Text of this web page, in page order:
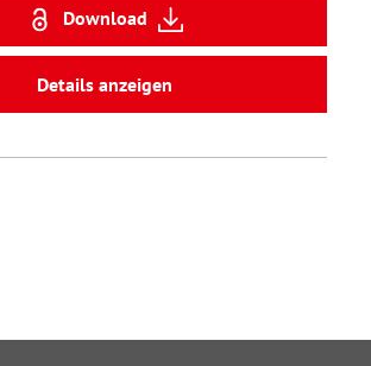
Download
Details anzeigen